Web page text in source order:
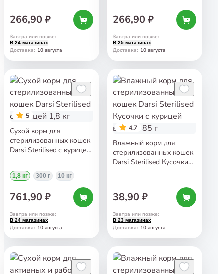
и печенью 850 г
266,90 ₽
Завтра или позже:
В 24 магазинах
Доставка: 10 августа
266,90 ₽
Завтра или позже:
В 25 магазинах
Доставка: 10 августа
5
Сухой корм для
стерилизованных кошек
Darsi Sterilised с курицей
1,8 кг 300 г 10 кг
761,90 ₽
Завтра или позже:
В 24 магазинах
Доставка: 10 августа
4.7
Влажный корм для
стерилизованных кошек
Darsi Sterilised Кусочки
38,90 ₽
Завтра или позже:
В 23 магазинах
Доставка: 10 августа